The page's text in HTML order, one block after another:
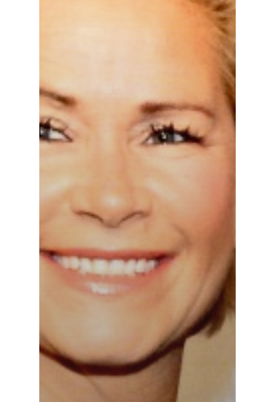
ÜBER UNS
GESCHICHTE
PRESSE & MEDIEN
PRODUZENTEN
FAQS